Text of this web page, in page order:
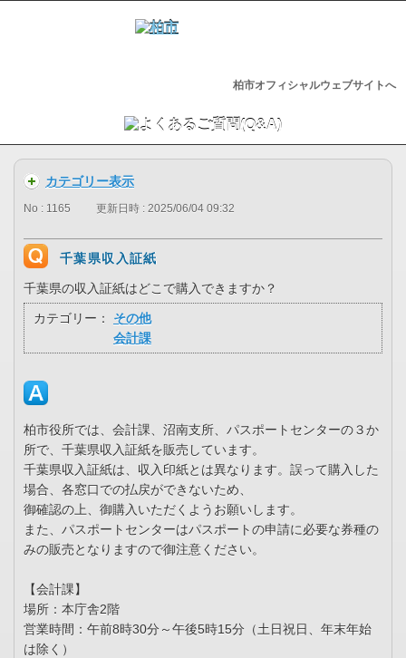
柏市オフィシャルウェブサイトへ
カテゴリー表示
No : 1165 更新日時 : 2025/06/04 09:32
千葉県収入証紙
千葉県の収入証紙はどこで購入できますか？
カテゴリー：
その他
会計課
柏市役所では、会計課、沼南支所、パスポートセンターの３か
所で、千葉県収入証紙を販売しています。
千葉県収入証紙は、収入印紙とは異なります。誤って購入した
場合、各窓口での払戻ができないため、
御確認の上、御購入いただくようお願いします。
また、パスポートセンターはパスポートの申請に必要な券種の
みの販売となりますので御注意ください。
【会計課】
場所：本庁舎2階
営業時間：午前8時30分～午後5時15分（土日祝日、年末年始
は除く）